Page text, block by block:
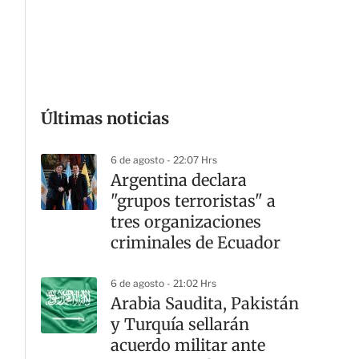
Últimas noticias
6 de agosto - 22:07 Hrs
Argentina declara
"grupos terroristas" a
tres organizaciones
criminales de Ecuador
6 de agosto - 21:02 Hrs
Arabia Saudita, Pakistán
y Turquía sellarán
acuerdo militar ante